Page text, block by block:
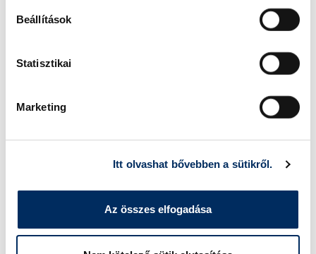
Beállítások
Statisztikai
Marketing
Itt olvashat bővebben a sütikről.
Az összes elfogadása
Váltó
Manuális (6 fokozatú) sebességváltó
6 599 000 Ft
7 599 000 Ft
További információ